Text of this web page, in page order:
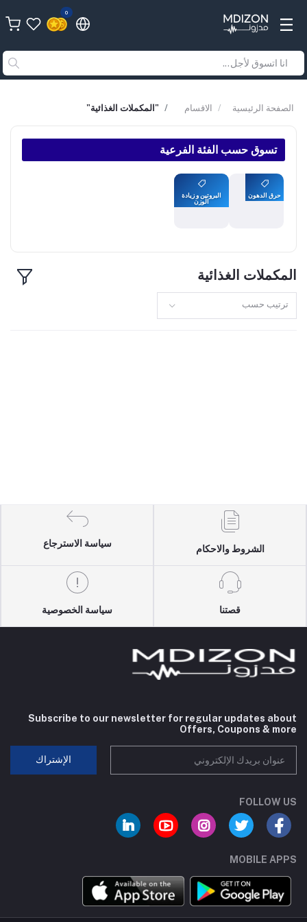
0
الصفحة الرئيسية الاقسام "المكملات الغذائية"
تسوق حسب الفئة الفرعية
حرق الدهون
البروتين و زيادة
الوزن
المكملات الغذائية
ترتيب حسب
الشروط والاحكام
سياسة الاسترجاع
قصتنا سياسة الخصوصية
Subscribe to our newsletter for regular updates about
Offers, Coupons & more
الإشتراك
FOLLOW US
MOBILE APPS